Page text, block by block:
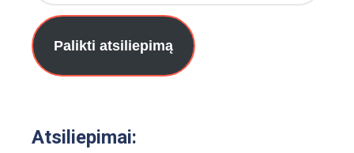
Palikti atsiliepimą
Atsiliepimai: